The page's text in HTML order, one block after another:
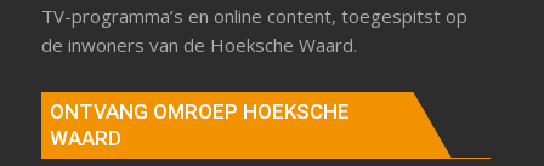
TV-programma’s en online content, toegespitst op
de inwoners van de Hoeksche Waard.
ONTVANG OMROEP HOEKSCHE
WAARD